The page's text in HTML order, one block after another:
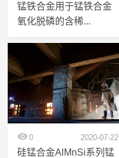
锰铁合金用于锰铁合金
氧化脱磷的含稀...
0 2020-07-22
硅锰合金AlMnSi系列锰